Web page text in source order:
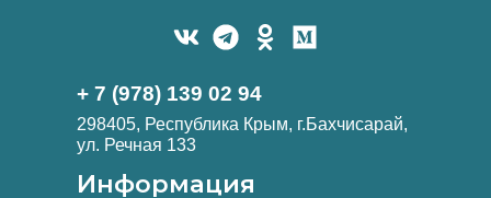
+ 7 (978) 139 02 94
298405, Республика Крым, г.Бахчисарай,
ул. Речная 133
Информация